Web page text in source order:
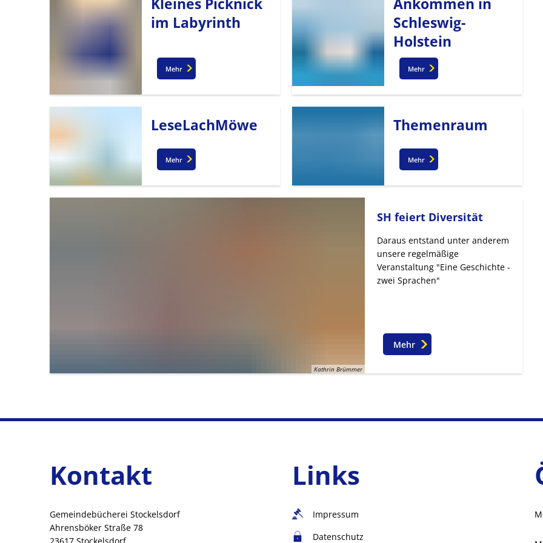
im Labyrinth
Mehr
Schleswig-
Holstein
Mehr
LeseLachMöwe
Mehr
Themenraum
Mehr
Kathrin Brümmer
SH feiert Diversität
Daraus entstand unter anderem
unsere regelmäßige
Veranstaltung "Eine Geschichte -
zwei Sprachen"
Mehr
Kontakt
Gemeindebücherei Stockelsdorf
Ahrensböker Straße 78
23617 Stockelsdorf
Links
Impressum
Datenschutz